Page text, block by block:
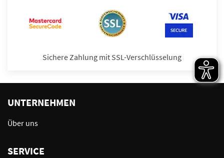
Sichere Zahlung mit SSL-Verschlüsselung
UNTERNEHMEN
Über uns
SERVICE